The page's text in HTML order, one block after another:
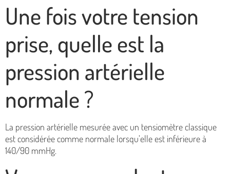
Une fois votre tension
prise, quelle est la
pression artérielle
normale ?
La pression artérielle mesurée avec un tensiomètre classique
est considérée comme normale lorsqu’elle est inférieure à
140/90 mmHg.